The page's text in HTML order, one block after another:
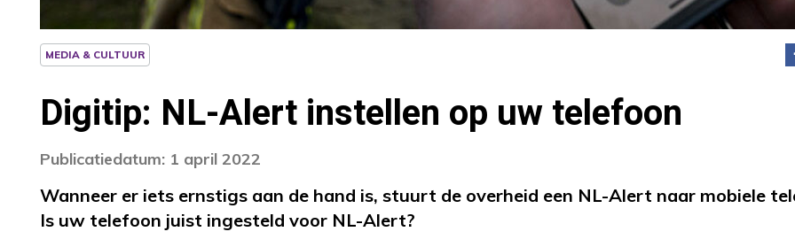
MEDIA & CULTUUR
Digitip: NL-Alert instellen op uw telefoon
Publicatiedatum: 1 april 2022
Wanneer er iets ernstigs aan de hand is, stuurt de overheid een NL-Alert naar mobiele
Is uw telefoon juist ingesteld voor NL-Alert?